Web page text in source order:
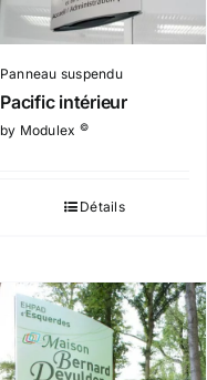
Panneau suspendu
Pacific intérieur
by Modulex ©
Détails